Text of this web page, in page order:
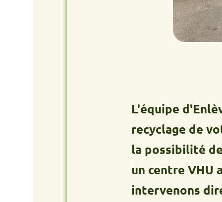
L'équipe
recyclage de votre
la possibilité de
un centre VHU
intervenons